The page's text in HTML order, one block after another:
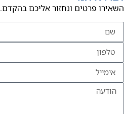
השאירו פרטים ונחזור אליכם בהקדם.